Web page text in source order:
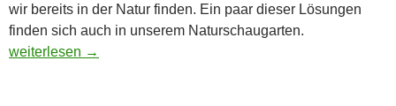
wir bereits in der Natur finden. Ein paar dieser Lösungen
finden sich auch in unserem Naturschaugarten.
22.3. Weltwassertag
weiterlesen →